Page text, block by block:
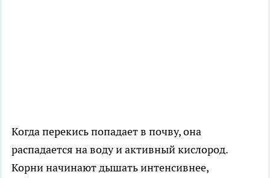
Когда перекись попадает в почву, она
распадается на воду и активный кислород.
Корни начинают дышать интенсивнее,